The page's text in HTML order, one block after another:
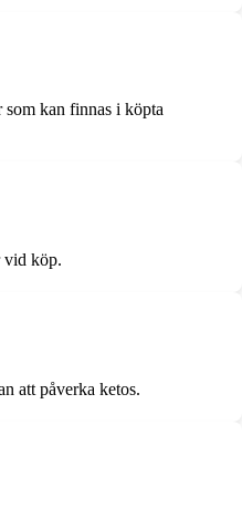
kan finnas i köpta
vid köp.
att påverka ketos.